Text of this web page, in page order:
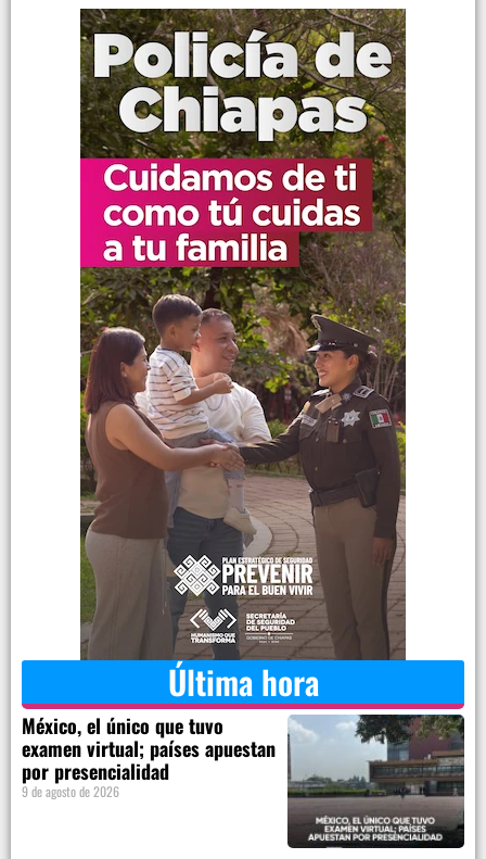
Última hora
México, el único que tuvo
examen virtual; países apuestan
por presencialidad
9 de agosto de 2026